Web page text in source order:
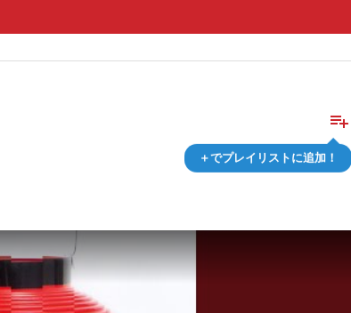
playlist_add
＋でプレイリストに追加！